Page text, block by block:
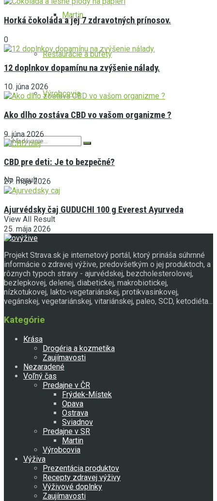
Martin
Reštaurácie a bufety
Výrobcovia
No Result
View All Result
Horká čokoláda a jej 7 zdravotných prínosov.
0
12 doplnkov dopamínu na zvýšenie nálady.
10. júna 2026
Ako dlho zostáva CBD vo vašom organizme ?
9. júna 2026
CBD pre deti: Je to bezpečné?
27. mája 2026
Ajurvédsky čaj GUDUCHI 100 g Everest Ayurveda
25. mája 2026
Projekt Strava.sk je internetový portál, ktorý prináša súhrnné
informácie o zdravej výžive, predovšetkým o jej produktoch, a
rôznych typoch stravy - ajurvédskej, bezcholesterolovej,
bezlepkovej, delenej, diabetickej, makrobiotickej,
nízkotukovej, lakto-vegetariánskej, protikvasinkovej,
vegánskej, vegetariánskej, vitariánskej, paleo, SCD, ketodiéta...
Kategórie
Krása
Drogéria a kozmetika
Zaujímavosti
Nezaradené
Voľný čas
Predajne v ČR
Frýdek-Místek
Opava
Ostrava
Sviadnov
Predajne v SR
Martin
Výrobcovia
Výživa
Prezentácia produktov
Recepty zdravej výživy
Výživové doplnky
Zaujímavosti